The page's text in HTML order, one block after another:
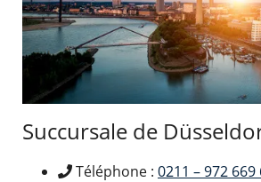
Succursale de
Téléphone : 0211 – 972 669